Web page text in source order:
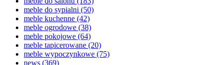
meble do sypialni (50)
meble kuchenne (42)
meble ogrodowe (38)
meble pokojowe (64)
meble tapicerowane (20)
meble wypoczynkowe (75)
news (369)